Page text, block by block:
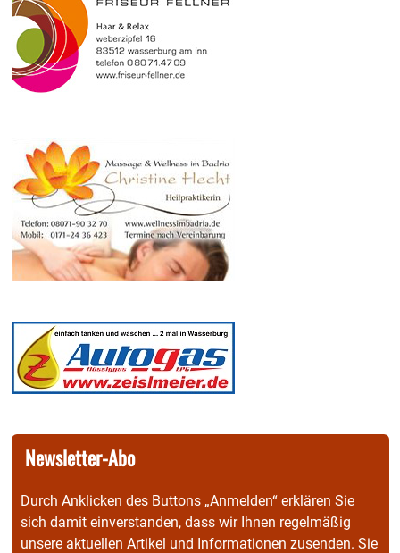
Newsletter-Abo
Durch Anklicken des Buttons „Anmelden“ erklären Sie
sich damit einverstanden, dass wir Ihnen regelmäßig
unsere aktuellen Artikel und Informationen zusenden. Sie